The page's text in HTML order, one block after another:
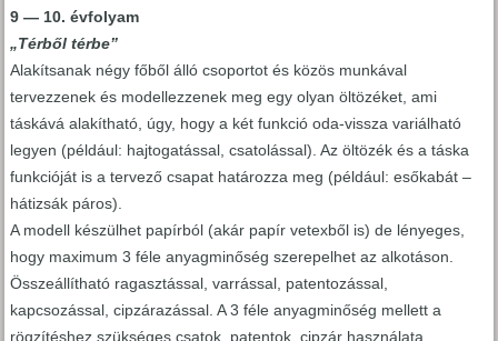
9 — 10. évfolyam
„Térből térbe”
Alakítsanak négy főből álló csoportot és közös munkával
tervezzenek és modellezzenek meg egy olyan öltözéket, ami
táskává alakítható, úgy, hogy a két funkció oda-vissza variálható
legyen (például: hajtogatással, csatolással). Az öltözék és a táska
funkcióját is a tervező csapat határozza meg (például: esőkabát –
hátizsák páros).
A modell készülhet papírból (akár papír vetexből is) de lényeges,
hogy maximum 3 féle anyagminőség szerepelhet az alkotáson.
Összeállítható ragasztással, varrással, patentozással,
kapcsozással, cipzárazással. A 3 féle anyagminőség mellett a
rögzítéshez szükséges csatok, patentok, cipzár használata